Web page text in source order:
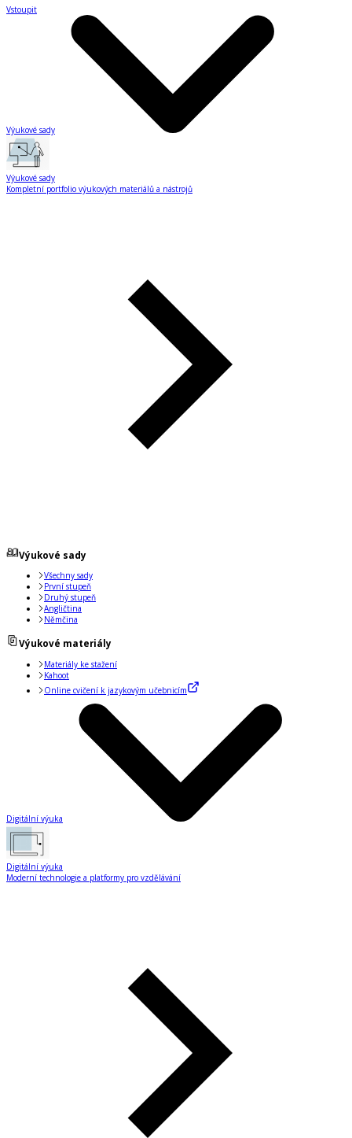
Vstoupit
Výukové sady
Výukové sady
Kompletní portfolio výukových materiálů a nástrojů
Výukové sady
Všechny sady
První stupeň
Druhý stupeň
Angličtina
Němčina
Výukové materiály
Materiály ke stažení
Kahoot
Online cvičení k jazykovým učebnicím
Digitální výuka
Digitální výuka
Moderní technologie a platformy pro vzdělávání